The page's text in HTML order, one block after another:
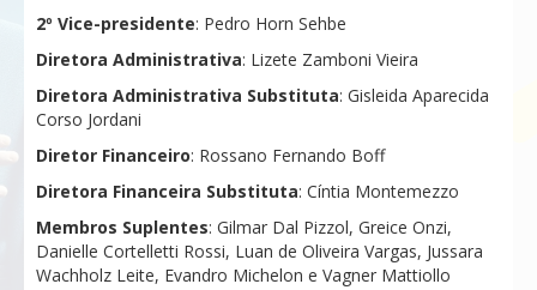
2⁠º Vice-presidente: Pedro Horn Sehbe
Diretora Administrativa: Lizete Zamboni Vieira
Diretora Administrativa Substituta: Gisleida Aparecida
Corso Jordani
Diretor Financeiro: Rossano Fernando Boff
Diretora Financeira Substituta: Cíntia Montemezzo
Membros Suplentes: Gilmar Dal Pizzol, Greice Onzi,
Danielle Cortelletti Rossi, Luan de Oliveira Vargas, Jussara
Wachholz Leite, Evandro Michelon e Vagner Mattiollo